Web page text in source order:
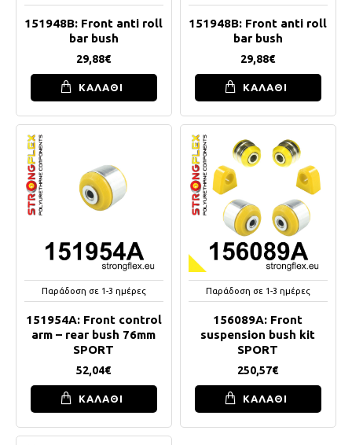
151948B: Front anti roll
bar bush
29,88€
ΚΑΛΑΘΙ
151948B: Front anti roll
bar bush
29,88€
ΚΑΛΑΘΙ
Παράδοση σε 1-3 ημέρες
151954A: Front control
arm – rear bush 76mm
SPORT
52,04€
ΚΑΛΑΘΙ
Παράδοση σε 1-3 ημέρες
156089A: Front
suspension bush kit
SPORT
250,57€
ΚΑΛΑΘΙ